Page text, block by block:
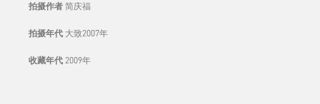
拍摄作者 简庆福
拍摄年代 大致2007年
收藏年代 2009年